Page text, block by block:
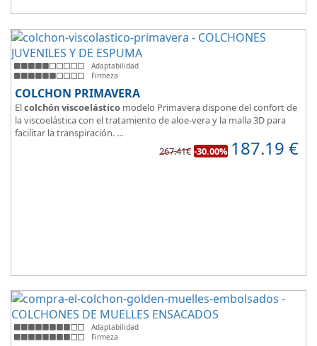
Adaptabilidad
Firmeza
COLCHON PRIMAVERA
Elcolchón viscoelástico modelo Primavera dispone del confort de
la viscoelástica con el tratamiento de aloe-vera y la malla 3D para
facilitar la transpiración.
Según medida del colchón estamos hablando tanto de un colchón
267.41€ -30.00% 187.19 €
Adaptabilidad
Firmeza